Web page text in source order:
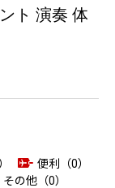
ト 演奏 体
便利（0）
その他（0）